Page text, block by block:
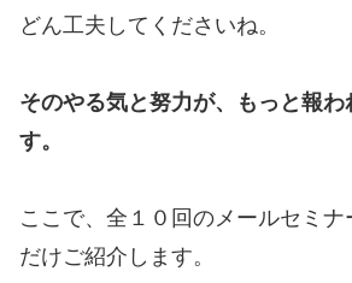
どん工夫してくださいね。
そのやる気と努力が、もっと報わ
す。
ここで、全１０回のメールセミナ
だけご紹介します。